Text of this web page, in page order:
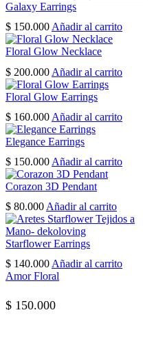
Galaxy Earrings
$ 150.000Añadir al carrito
Floral Glow Necklace
$ 200.000 Añadir al carrito
Floral Glow Earrings
$ 160.000 Añadir al carrito
Elegance Earrings
$ 150.000 Añadir al carrito
Corazon 3D Pendant
$ 80.000 Añadir al carrito
Starflower Earrings
$ 140.000 Añadir al carrito
Amor Floral
$ 150.000